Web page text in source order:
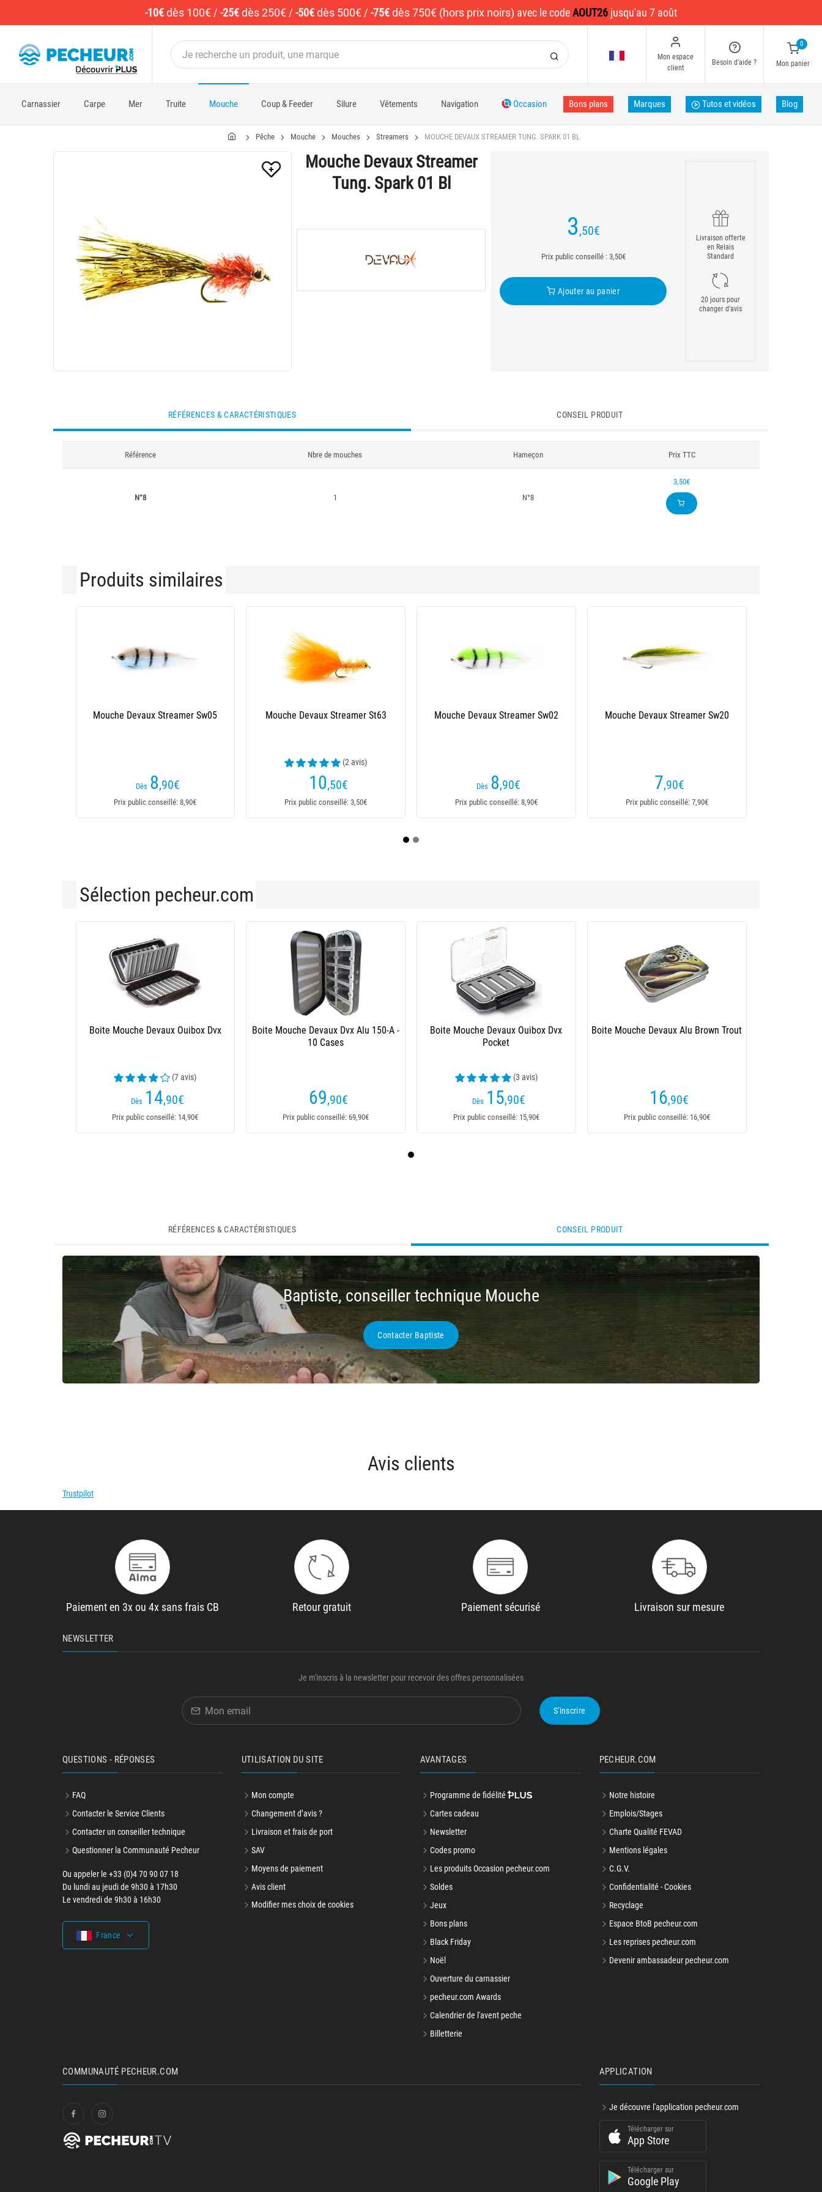
-10€dès 100€ / -25€dès 250€ / -50€dès 500€ / -75€dès 750€ (hors prix noirs) avec le codeAOUT26 jusqu'au 7 août
Mon espace
client
Besoin d'aide ?
0
Mon panier
Carnassier Carpe Mer Truite Mouche Coup & Feeder Silure Vêtements Navigation Occasion Bons plans Marques Tutos et vidéos Blog
Pêche Mouche Mouches Streamers MOUCHE DEVAUX STREAMER TUNG. SPARK 01 BL
Mouche Devaux Streamer
Tung. Spark 01 Bl
3,50€
Prix public conseillé : 3,50€
Ajouter au panier
Livraison offerte
en Relais
Standard
20 jours pour
changer d'avis
RÉFÉRENCES & CARACTÉRISTIQUES CONSEIL PRODUIT
Référence Nbre de mouches Hameçon Prix TTC
N°8 1 N°8
3,50€
Produits similaires
Mouche Devaux Streamer Sw02
Prix public conseillé: 8,90€
Mouche Devaux Streamer Sw20
Prix public conseillé: 7,90€
Mouche Devaux Streamer Jbst03
Prix public conseillé: 3,50€
Mouche Devaux Streamer Sw04
Prix public conseillé: 8,90€
Mouche Mer Jmc Bonefish
Sélection pecheur.com
Boite Mouche Devaux Ouibox Dvx
(7 avis)
Dès 14,90€
Prix public conseillé: 14,90€
Boite Mouche Devaux Dvx Alu 150-A -
10 Cases
69,90€
Prix public conseillé: 69,90€
Boite Mouche Devaux Ouibox Dvx
Pocket
(3 avis)
Dès 15,90€
Prix public conseillé: 15,90€
Boite Mouche Devaux Alu Brown Trout
16,90€
Prix public conseillé: 16,90€
RÉFÉRENCES & CARACTÉRISTIQUES CONSEIL PRODUIT
Baptiste, conseiller technique Mouche
Contacter Baptiste
Avis clients
Trustpilot
Paiement en 3x ou 4x sans frais CB Retour gratuit Paiement sécurisé Livraison sur mesure
NEWSLETTER
Je m'inscris à la newsletter pour recevoir des offres personnalisées
S'inscrire
QUESTIONS - RÉPONSES
FAQ
Contacter le Service Clients
Contacter un conseiller technique
Questionner la Communauté Pecheur
Ou appeler le +33 (0)4 70 90 07 18
Du lundi au jeudi de 9h30 à 17h30
Le vendredi de 9h30 à 16h30
France
UTILISATION DU SITE
Mon compte
Changement d’avis ?
Livraison et frais de port
SAV
Moyens de paiement
Avis client
Modifier mes choix de cookies
AVANTAGES
Programme de fidélité
Cartes cadeau
Newsletter
Codes promo
Les produits Occasion pecheur.com
Soldes
Jeux
Bons plans
Black Friday
Noël
Ouverture du carnassier
pecheur.com Awards
Calendrier de l'avent peche
Billetterie
PECHEUR.COM
Notre histoire
Emplois/Stages
Charte Qualité FEVAD
Mentions légales
C.G.V.
Confidentialité - Cookies
Recyclage
Espace BtoB pecheur.com
Les reprises pecheur.com
Devenir ambassadeur pecheur.com
COMMUNAUTÉ PECHEUR.COM APPLICATION
Je découvre l'application pecheur.com
Télécharger sur
App Store
Télécharger sur
Google Play